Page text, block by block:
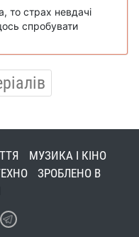
то страх невдачі
спробувати
МУЗИКА І КІНО
ЗРОБЛЕНО В